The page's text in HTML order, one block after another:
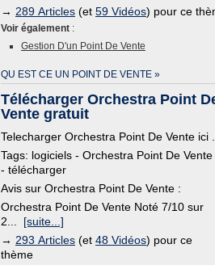
→ 289 Articles (et 59 Vidéos) pour ce
Voir également :
Gestion D'un Point De Vente
QU EST CE UN POINT DE VENTE »
Télécharger Orchestra Point
Vente gratuit
Telecharger Orchestra Point De Vente ici .
Tags: logiciels - Orchestra Point De Vente
- télécharger
Avis sur Orchestra Point De Vente :
Orchestra Point De Vente Noté 7/10 sur
2... [suite...]
→ 293 Articles (et 48 Vidéos) pour ce
thème